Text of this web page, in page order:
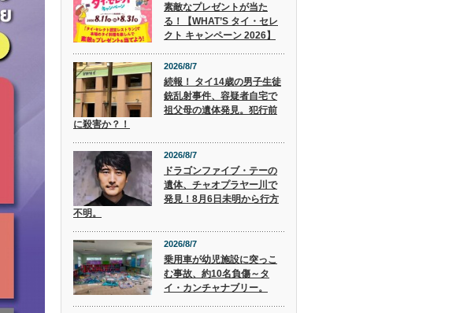
素敵なプレゼントが当た
る！【WHAT’S タイ・セレ
クト キャンペーン 2026】
2026/8/7
続報！ タイ14歳の男子生徒
銃乱射事件、容疑者自宅で
祖父母の遺体発見。犯行前
に殺害か？！
2026/8/7
ドラゴンファイブ・テーの
遺体、チャオプラヤー川で
発見！8月6日未明から行方
不明。
2026/8/7
乗用車が幼児施設に突っこ
む事故、約10名負傷～タ
イ・カンチャナブリー。